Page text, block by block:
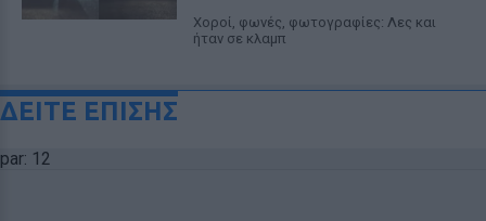
Χοροί, φωνές, φωτογραφίες: Λες και
ήταν σε κλαμπ
ΔΕΙΤΕ ΕΠΙΣΗΣ
par: 12